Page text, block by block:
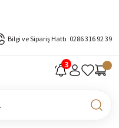
Bilgi ve Sipariş Hattı 0286 316 92 39